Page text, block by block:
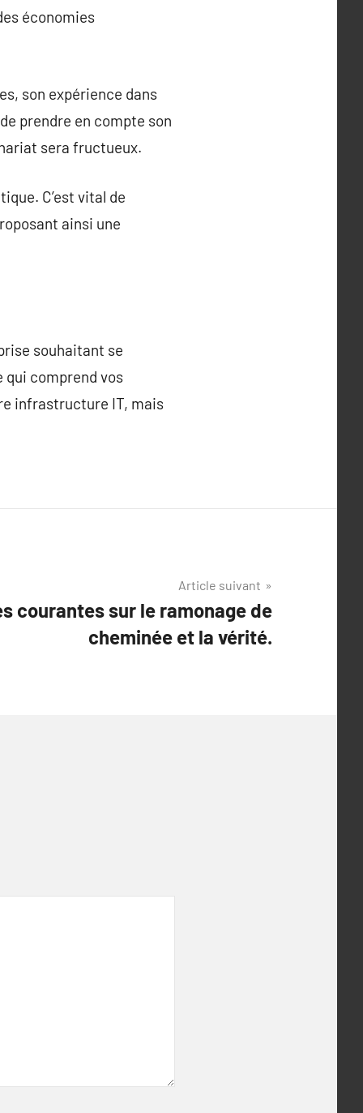
économies
son expérience dans
prendre en compte son
sera fructueux.
C’est vital de
ainsi une
souhaitant se
qui comprend vos
infrastructure IT, mais
Article suivant
courantes sur le ramonage de
cheminée et la vérité.